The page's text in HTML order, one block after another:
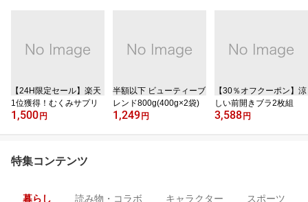
【24H限定セール】楽天
1位獲得！むくみサプリ
1,500 円
半額以下 ビューティーブ
レンド800g(400g×2袋)
1,249 円
【30％オフクーポン】涼
しい前開きブラ2枚組
3,588 円
特集コンテンツ
暮らし 読み物・コラボ キャラクター スポーツ